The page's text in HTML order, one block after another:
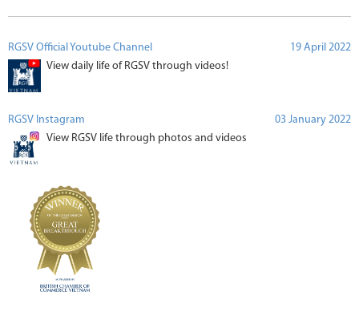
RGSV Official Youtube Channel
19 April 2022
View daily life of RGSV through videos!
RGSV Instagram
03 January 2022
View RGSV life through photos and videos